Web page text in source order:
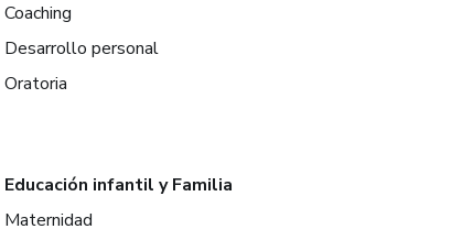
Coaching
Desarrollo personal
Oratoria
Educación infantil y Familia
Maternidad